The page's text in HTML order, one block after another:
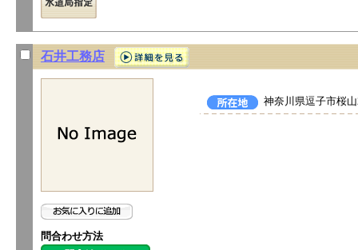
石井工務店
問合わせ方法
神奈川県逗子市桜